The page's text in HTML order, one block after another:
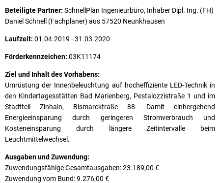
Beteiligte Partner: SchnellPlan Ingenieurbüro, Inhaber Dipl. Ing. (FH)
Daniel Schnell (Fachplaner) aus 57520 Neunkhausen
Laufzeit: 01.04.2019 - 31.03.2020
Förderkennzeichen: 03K11174
Ziel und Inhalt des Vorhabens:
Umrüstung der Innenbeleuchtung auf hocheffiziente LED-Technik in
den Kindertagesstätten Bad Marienberg, Pestalozzistraße 1 und im
Stadtteil Zinhain, Bismarcktraße 88. Damit einhergehend
Energieeinsparung durch geringeren Stromverbrauch und
Kosteneinsparung durch längere Zeitintervalle beim
Leuchtmittelwechsel.
Ausgaben und Zuwendung:
Zuwendungsfähige Gesamtausgaben: 23.189,00 €
Zuwendung vom Bund: 9.276,00 €